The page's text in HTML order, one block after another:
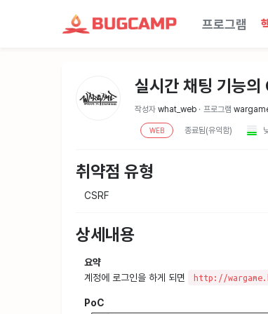
프로그램
실시간 채팅 기능의
작성자 what_web 프로그램
WEB 종료됨(유익함)
취약점 유형
CSRF
상세내용
요약
계정에 로그인을 하게 되면
http://
PoC